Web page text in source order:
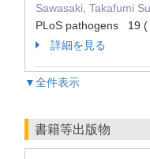
Sawasaki, Takafumi
PLoS pathogens 19
詳細を見る
▼全件表示
書籍等出版物